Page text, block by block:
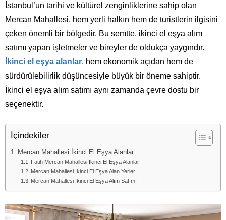
İstanbul’un tarihi ve kültürel zenginliklerine sahip olan
Mercan Mahallesi, hem yerli halkın hem de turistlerin ilgisini
çeken önemli bir bölgedir. Bu semtte, ikinci el eşya alım
satımı yapan işletmeler ve bireyler de oldukça yaygındır.
İkinci el eşya alanlar, hem ekonomik açıdan hem de
sürdürülebilirlik düşüncesiyle büyük bir öneme sahiptir.
İkinci el eşya alım satımı aynı zamanda çevre dostu bir
seçenektir.
İçindekiler
Mercan Mahallesi İkinci El Eşya Alanlar
Fatih Mercan Mahallesi İkinci El Eşya Alanlar
Mercan Mahallesi İkinci El Eşya Alan Yerler
Mercan Mahallesi İkinci El Eşya Alım Satımı